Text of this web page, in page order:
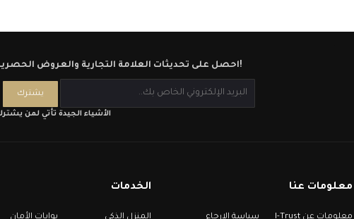
احصل على تحديثات العلامة التجارية والعروض الحصرية!
الأشياء الجيدة تأتي لمن
معلومات عنا
معلومات عن I-Trust سياسة الإرجاع
الخدمات
المنزل الذكي بوابات الأمان